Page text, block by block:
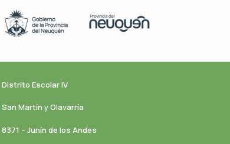
Distrito Escolar IV
San Martín y Olavarría
8371 – Junín de los Andes